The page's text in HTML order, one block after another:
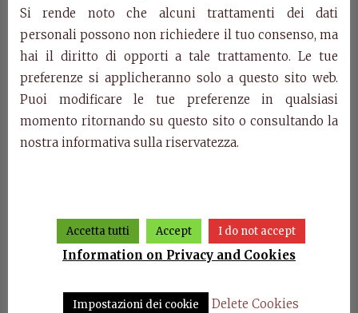
Categories:Luna Collection,Products
Related Products
Luna
Si rende noto che alcuni trattamenti dei dati
personali possono non richiedere il tuo consenso, ma
hai il diritto di opporti a tale trattamento. Le tue
preferenze si applicheranno solo a questo sito web.
Puoi modificare le tue preferenze in qualsiasi
momento ritornando su questo sito o consultando la
nostra informativa sulla riservatezza.
Accetta tutti Accept I do not accept
Information on Privacy and Cookies
Impostazioni dei cookie Delete Cookies